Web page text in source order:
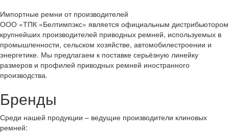
Импортные ремни от производителей
ООО «ТПК «Белтимпэкс» является официальным дистрибьютором
крупнейших производителей приводных ремней, используемых в
промышленности, сельском хозяйстве, автомобилестроении и
энергетике. Мы предлагаем к поставке серьёзную линейку
размеров и профилей приводных ремней иностранного
производства.
Бренды
Среди нашей продукции – ведущие производители клиновых
ремней: